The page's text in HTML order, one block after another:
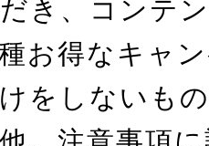
き、コンテ
お得なキャ
をしないも